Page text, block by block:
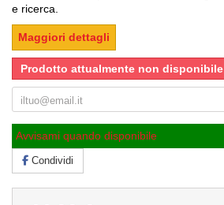
e ricerca.
Maggiori dettagli
Prodotto attualmente non disponibile
Avvisami quando disponibile
Condividi